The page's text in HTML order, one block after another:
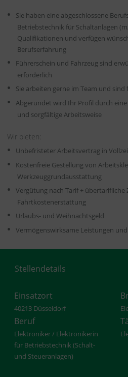
Sie haben eine abgeschlossene
Betriebstechnik für Schaltanlagen
Qualifikationen und verfügen
Berufserfahrung
Führerschein und Fahrzeug sind
erforderlich
Sie arbeiten gerne im Team und sind
Abgerundet wird Ihr Profil durch
und sorgfältige Arbeitsweise
Wir bieten:
Unbefristeter Arbeitsvertrag in
Kostenfreie Gestellung von
Werkzeuggrundausstattung
Vergütung nach Tarif + übertarifliche
Fahrtkostenerstattung
Urlaubs- und Weihnachtsgeld
Vermögenswirksame Leistungen
Stellendetails
Einsatzort
40213 Düsseldorf
Beruf
Elektroniker / Elektronikerin
für Betriebstechnik (Schalt-
und Steueranlagen)